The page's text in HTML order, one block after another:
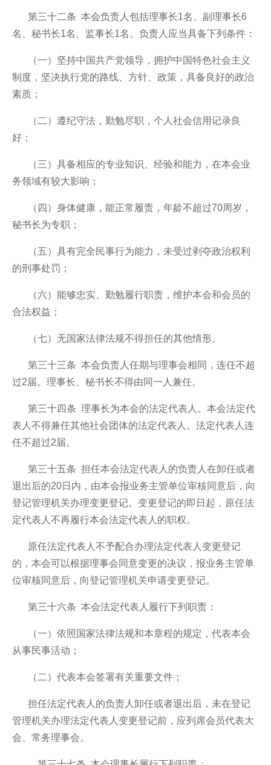
第三十二条 本会负责人包括理事长1名、副理事长6
名、秘书长1名、监事长1名。负责人应当具备下列条件：
（一）坚持中国共产党领导，拥护中国特色社会主义
制度，坚决执行党的路线、方针、政策，具备良好的政治
素质；
（二）遵纪守法，勤勉尽职，个人社会信用记录良
好；
（三）具备相应的专业知识、经验和能力，在本会业
务领域有较大影响；
（四）身体健康，能正常履责，年龄不超过70周岁，
秘书长为专职；
（五）具有完全民事行为能力，未受过剥夺政治权利
的刑事处罚；
（六）能够忠实、勤勉履行职责，维护本会和会员的
合法权益；
（七）无国家法律法规不得担任的其他情形。
第三十三条 本会负责人任期与理事会相同，连任不超
过2届。理事长、秘书长不得由同一人兼任。
第三十四条 理事长为本会的法定代表人。本会法定代
表人不得兼任其他社会团体的法定代表人。法定代表人连
任不超过2届。
第三十五条 担任本会法定代表人的负责人在卸任或者
退出后的20日内，由本会报业务主管单位审核同意后，向
登记管理机关办理变更登记。变更登记的即日起，原任法
定代表人不再履行本会法定代表人的职权。
原任法定代表人不予配合办理法定代表人变更登记
的，本会可以根据理事会同意变更的决议，报业务主管单
位审核同意后，向登记管理机关申请变更登记。
第三十六条 本会法定代表人履行下列职责：
（一）依照国家法律法规和本章程的规定，代表本会
从事民事活动；
（二）代表本会签署有关重要文件；
担任法定代表人的负责人卸任或者退出后，未在登记
管理机关办理法定代表人变更登记前，应列席会员代表大
会、常务理事会。